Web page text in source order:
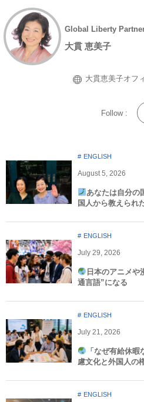
Global Liberty
大貫 恵美子
大貫恵美子オフ
Follow :
ENGLISH
August 5, 2026
あなたは自分
国人から教えられ
ENGLISH
July 29, 2026
日本のアニメや
通言語”になる
ENGLISH
July 21, 2026
「なぜ有給休
慮文化と外国人の
ENGLISH